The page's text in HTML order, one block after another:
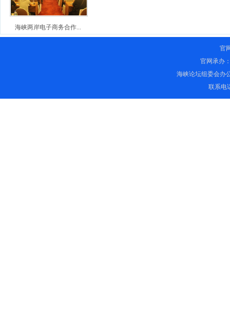
海峡两岸电子商务合作...
官
官网承办
海峡论坛组委会
联系电